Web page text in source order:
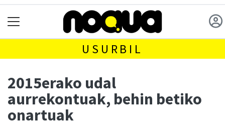
USURBIL
2015erako udal
aurrekontuak, behin betiko
onartuak